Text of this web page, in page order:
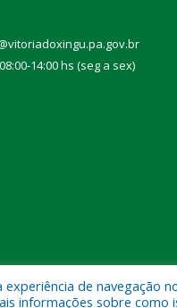
14:00 hs (seg a sex)
a Prefeitura Municipal de
de
informações sobre como